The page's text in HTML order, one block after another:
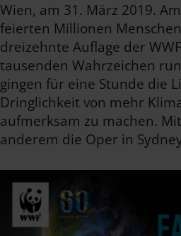
Wien, am 31. März 2019.
feierten Millionen
dreizehnte Auflage der
tausenden Wahrzeichen
gingen für eine Stunde die
Dringlichkeit von mehr
aufmerksam zu machen.
anderem die Oper in